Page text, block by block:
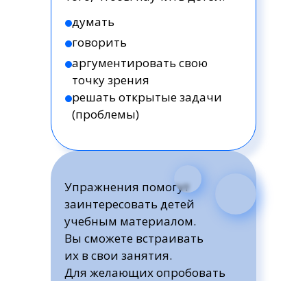
думать
говорить
аргументировать свою
точку зрения
решать открытые задачи
(проблемы)
Упражнения помогут
заинтересовать детей
учебным материалом.
Вы сможете встраивать
их в свои занятия.
Для желающих опробовать